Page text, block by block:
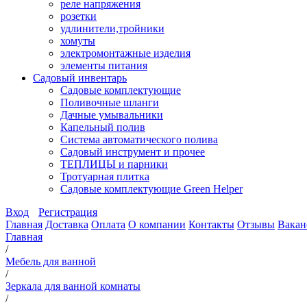
реле напряжения
розетки
удлинители,тройники
хомуты
электромонтажные изделия
элементы питания
Садовый инвентарь
Садовые комплектующие
Поливочные шланги
Дачные умывальники
Капельный полив
Система автоматического полива
Садовый инструмент и прочее
ТЕПЛИЦЫ и парники
Тротуарная плитка
Садовые комплектующие Green Helper
Вход
Регистрация
Главная Доставка Оплата О компании Контакты Отзывы
Главная
/
Мебель для ванной
/
Зеркала для ванной комнаты
/